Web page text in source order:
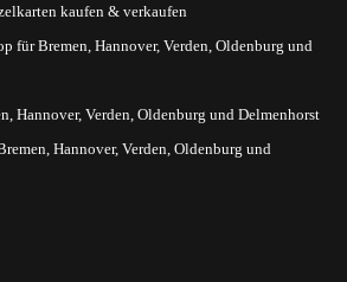
kaufen & verkaufen
für Bremen, Hannover, Verden, Oldenburg und
Hannover, Verden, Oldenburg und Delmenhorst
Hannover, Verden, Oldenburg und